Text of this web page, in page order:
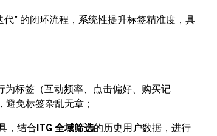
代” 的闭环流程，系统性提升标签精准度，具
为标签（互动频率、点击偏好、购买记
免标签杂乱无章；
，结合 ITG 全域筛选的历史用户数据，进行